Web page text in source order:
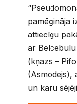
pamēģināja
attiecīgu
ar
(kņazs –
(Asmodejs),
un karu